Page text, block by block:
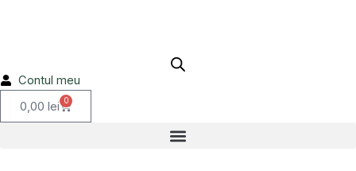
Contul meu
0,00 lei 0
Cart